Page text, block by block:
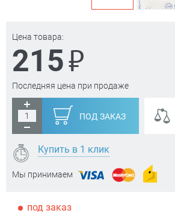
Цена товара:
215₽
Последняя цена при продаже
ПОД ЗАКАЗ
Купить в 1 клик
Мы принимаем
под заказ